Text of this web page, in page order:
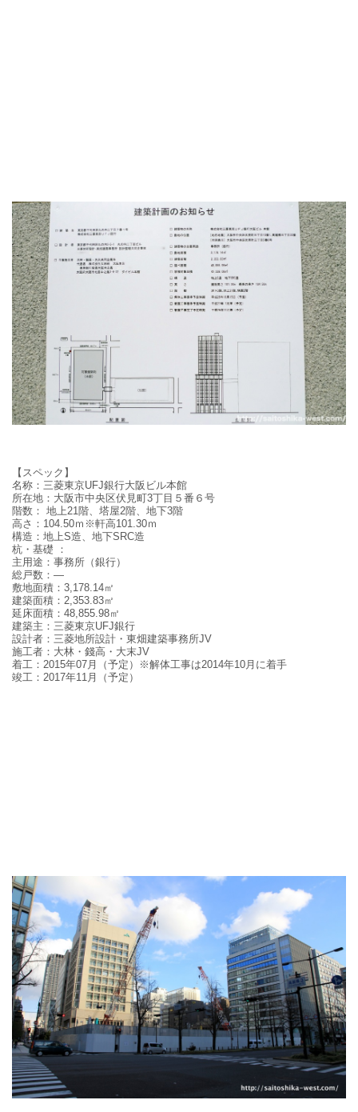
【スペック】
名称：三菱東京UFJ銀行大阪ビル本館
所在地： 大阪市中央区伏見町3丁目５番６号
階数： 地上21階、塔屋2階、地下3階
高さ： 104.50ｍ ※軒高101.30ｍ
構造 ：地上S造、地下SRC造
杭・基礎
：
主用途：事務所（銀行）
総戸数：—
敷地面積：3,178.14㎡
建築面積： 2,353.83㎡
延床面積： 48,855.98㎡
建築主： 三菱東京UFJ銀行
設計者： 三菱地所設計・東畑建築事務所JV
施工者： 大林・錢高・大末JV
着工： 2015年07月（予定）※解体工事は2014年10月に着手
竣工： 2017年11月（予定）